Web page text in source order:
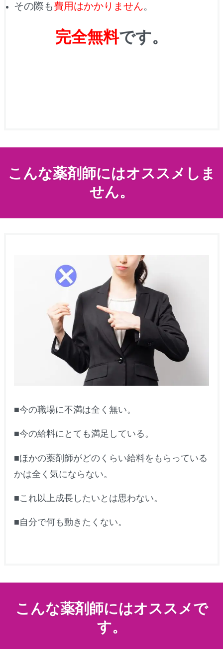
その際も費用はかかりません。
完全無料です。
こんな薬剤師にはオススメしま
せん。
■今の職場に不満は全く無い。
■今の給料にとても満足している。
■ほかの薬剤師がどのくらい給料をもらっている
かは全く気にならない。
■これ以上成長したいとは思わない。
■自分で何も動きたくない。
こんな薬剤師にはオススメで
す。